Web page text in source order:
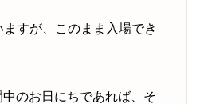
すが、このまま入場でき
のお日にちであれば、そ